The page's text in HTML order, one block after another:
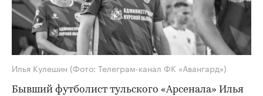
Илья Кулешин (Фото: Телеграм-канал ФК «Авангард»)
Бывший футболист тульского «Арсенала» Илья